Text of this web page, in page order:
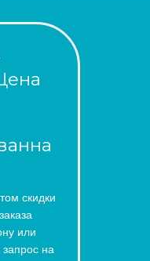
скидки
или
на